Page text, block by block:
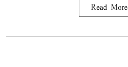
Read More